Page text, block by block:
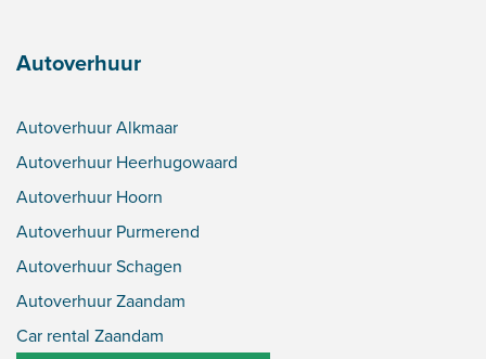
Autoverhuur
Autoverhuur Alkmaar
Autoverhuur Heerhugowaard
Autoverhuur Hoorn
Autoverhuur Purmerend
Autoverhuur Schagen
Autoverhuur Zaandam
Car rental Zaandam